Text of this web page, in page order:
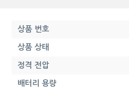
상품 번호
상품 상태
정격 전압
배터리 용량